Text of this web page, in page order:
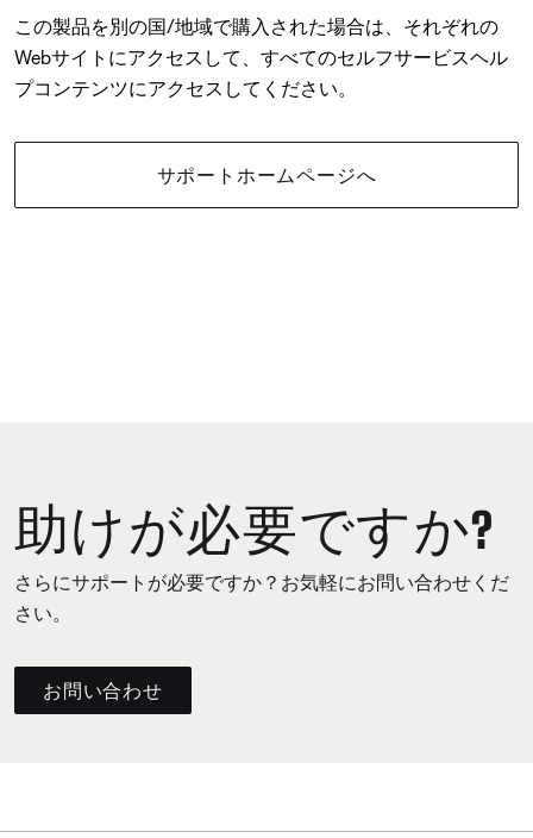
この製品を別の国/地域で購入された場合は、それぞれの
Webサイトにアクセスして、すべてのセルフサービスヘル
プコンテンツにアクセスしてください。
サポートホームページへ
助けが必要ですか?
さらにサポートが必要ですか？お気軽にお問い合わせくだ
さい。
お問い合わせ